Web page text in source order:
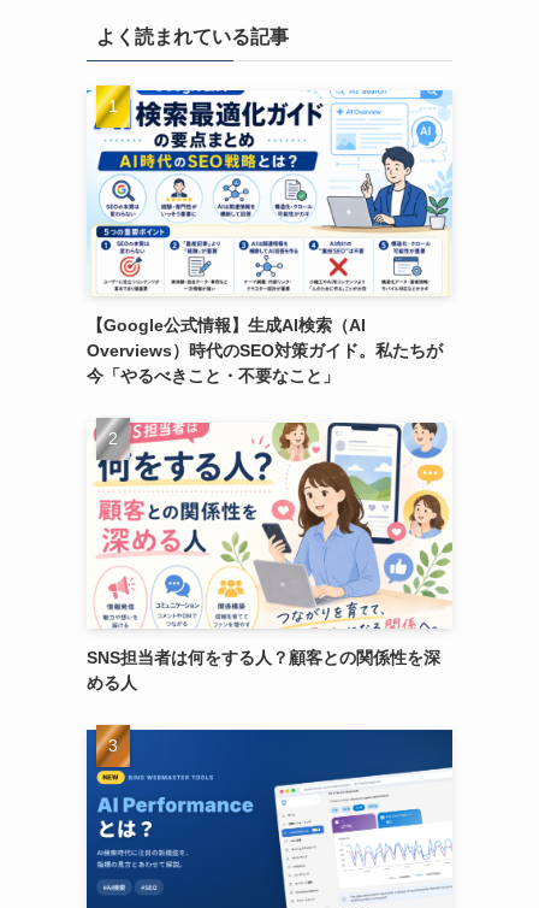
よく読まれている記事
【Google公式情報】生成AI検索（AI
Overviews）時代のSEO対策ガイド。私たちが
今「やるべきこと・不要なこと」
SNS担当者は何をする人？顧客との関係性を深
める人